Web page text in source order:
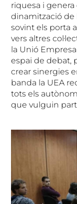
riquesa i
dinamització de
sovint els porta
vers altres
la Unió
espai de debat,
crear sinergies
banda la UEA
tots els
que vulguin